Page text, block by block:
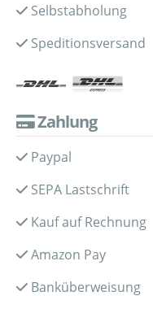
Selbstabholung
Speditionsversand
Zahlung
Paypal
SEPA Lastschrift
Kauf auf Rechnung
Amazon Pay
Banküberweisung